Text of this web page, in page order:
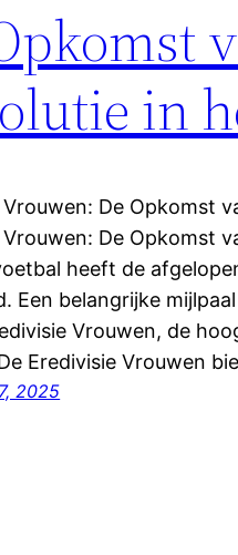
in
Vrouwen: De Opkomst
Vrouwen: De Opkomst
heeft de
Een belangrijke
Vrouwen, de
Eredivisie Vrouwen
2025